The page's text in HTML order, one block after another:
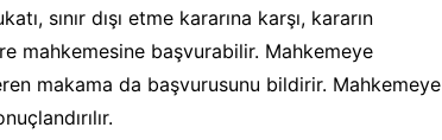
sınır dışı etme kararına karşı, kararın
mahkemesine başvurabilir. Mahkemeye
makama da başvurusunu bildirir. Mahkemeye